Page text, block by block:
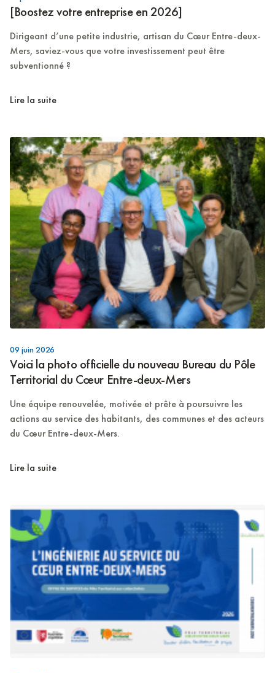
[Boostez votre entreprise en 2026]
Dirigeant d’une petite industrie, artisan du Cœur Entre-deux-
Mers, saviez-vous que votre investissement peut être
subventionné ?
Lire la suite
09 juin 2026
Voici la photo officielle du nouveau Bureau du Pôle
Territorial du Cœur Entre-deux-Mers
Une équipe renouvelée, motivée et prête à poursuivre les
actions au service des habitants, des communes et des acteurs
du Cœur Entre-deux-Mers.
Lire la suite